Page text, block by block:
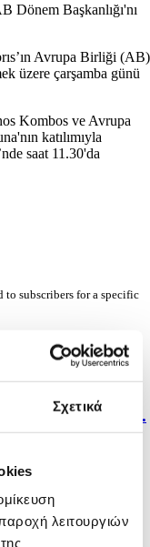
Σχετικά
λειτουργιών
Dönem Başkanlığı'nı
Avrupa Birliği (AB)
üzere çarşamba günü
Kombos ve Avrupa
katılımıyla
saat 11.30'da
subscribers for a specific
turizm hedefi:...